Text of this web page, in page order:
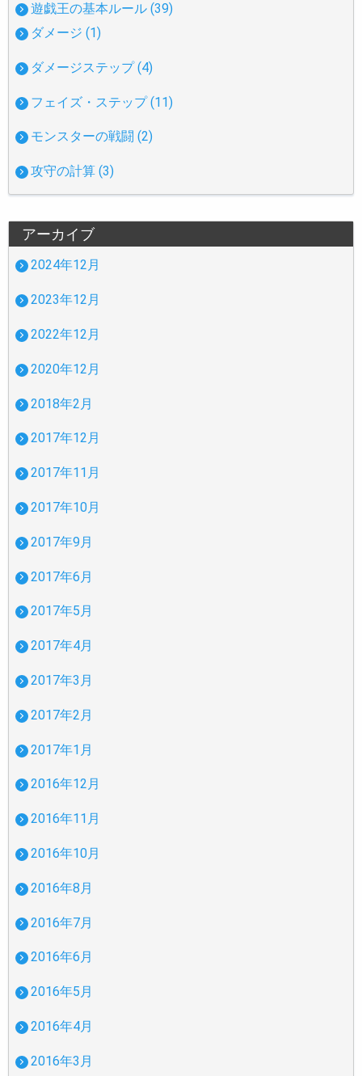
遊戯王の基本ルール (39)
ダメージ (1)
ダメージステップ (4)
フェイズ・ステップ (11)
モンスターの戦闘 (2)
攻守の計算 (3)
アーカイブ
2024年12月
2023年12月
2022年12月
2020年12月
2018年2月
2017年12月
2017年11月
2017年10月
2017年9月
2017年6月
2017年5月
2017年4月
2017年3月
2017年2月
2017年1月
2016年12月
2016年11月
2016年10月
2016年8月
2016年7月
2016年6月
2016年5月
2016年4月
2016年3月